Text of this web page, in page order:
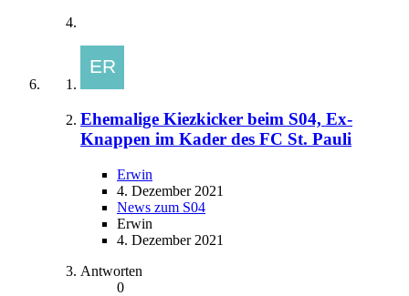
Ehemalige Kiezkicker beim S04, Ex-
Knappen im Kader des FC St. Pauli
Erwin
4. Dezember 2021
News zum S04
Erwin
4. Dezember 2021
Antworten
0